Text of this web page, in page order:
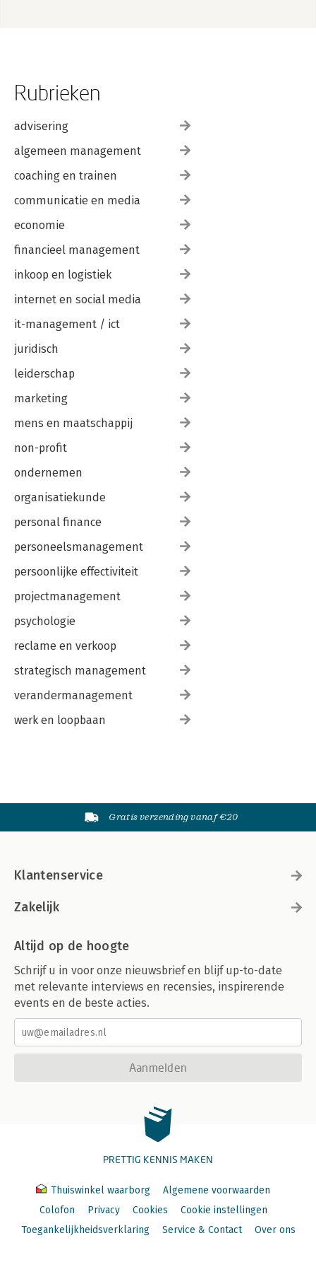
Rubrieken
advisering
algemeen management
coaching en trainen
communicatie en media
economie
financieel management
inkoop en logistiek
internet en social media
it-management / ict
juridisch
leiderschap
marketing
mens en maatschappij
non-profit
ondernemen
organisatiekunde
personal finance
personeelsmanagement
persoonlijke effectiviteit
projectmanagement
psychologie
reclame en verkoop
strategisch management
verandermanagement
werk en loopbaan
Gratis verzending vanaf €20
Klantenservice
Zakelijk
Altijd op de hoogte
Schrijf u in voor onze nieuwsbrief en blijf up-to-date
met relevante interviews en recensies, inspirerende
events en de beste acties.
Aanmelden
PRETTIG KENNIS MAKEN
Thuiswinkel waarborg
Algemene voorwaarden
Colofon
Privacy Cookies
Cookie instellingen
Toegankelijkheidsverklaring
Service & Contact Over ons